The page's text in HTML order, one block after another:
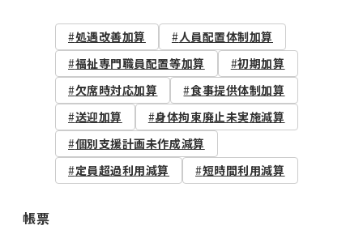
処遇改善加算
人員配置体制加算
福祉専門職員配置等加算
初期加算
欠席時対応加算
食事提供体制加算
送迎加算
身体拘束廃止未実施減算
個別支援計画未作成減算
定員超過利用減算
短時間利用減算
帳票